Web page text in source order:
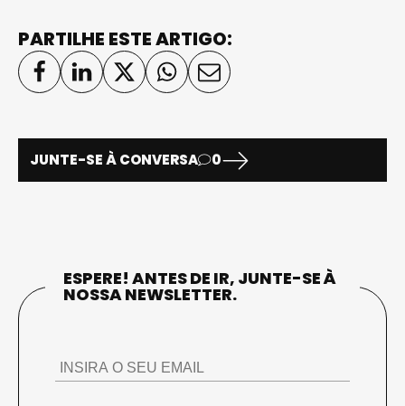
PARTILHE ESTE ARTIGO:
JUNTE-SE À CONVERSA 0
ESPERE! ANTES DE IR, JUNTE-SE À
NOSSA NEWSLETTER.